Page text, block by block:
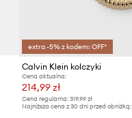
extra -5% z kodem: OFF*
Calvin Klein kolczyki
Cena aktualna:
214,99 zł
Cena regularna: 319,99 zł
Najniższa cena z 30 dni przed obniżką: